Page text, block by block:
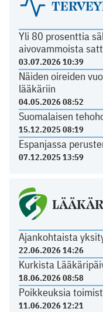
Yli 80 prosenttia
aivovammoista
03.07.2026 10:39
Näiden oireiden
lääkäriin
04.05.2026 08:52
Suomalaisen
15.12.2025 08:19
Espanjassa
07.12.2025 13:59
Ajankohtaista
22.06.2026 14:26
Kurkista
18.06.2026 08:58
Poikkeuksia
11.06.2026 12:21